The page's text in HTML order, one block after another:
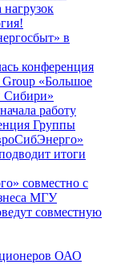
в
конференция
Group «Большое
Сибири»
работу
Группы
итоги
совместно с
МГУ
совместную
ОАО